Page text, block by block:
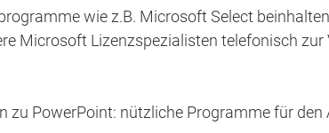
wie z.B. Microsoft Select
Microsoft Lizenzspezialisten telefonisch
zu PowerPoint: nützliche Programme für den